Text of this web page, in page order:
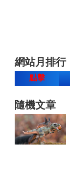
網站月排行
點擊
隨機文章